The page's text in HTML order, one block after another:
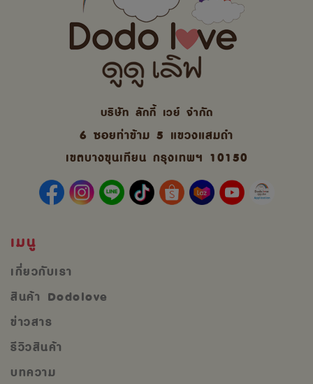
บริษัท ลักกี้ เวย์ จํากัด
6 ซอยท่าข้าม 5 แขวงแสมดำ
เขตบางขุนเทียน กรุงเทพฯ 10150
เมนู
เกี่ยวกับเรา
สินค้า Dodolove
ข่าวสาร
รีวิวสินค้า
บทความ